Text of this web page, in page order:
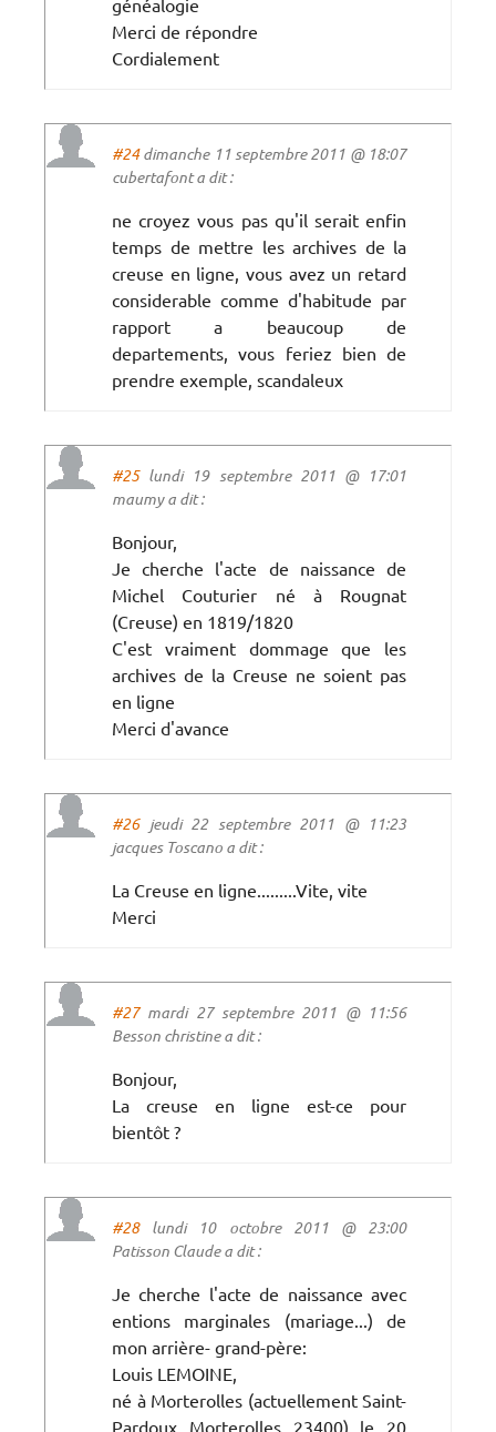
Merci de répondre
Cordialement
#24dimanche 11 septembre 2011 @ 18:07
cubertafont a dit :
ne croyez vous pas qu'il serait enfin
temps de mettre les archives de la
creuse en ligne, vous avez un retard
considerable comme d'habitude par
rapport a beaucoup de
departements, vous feriez bien de
prendre exemple, scandaleux
#25lundi 19 septembre 2011 @ 17:01
maumy a dit :
Bonjour,
Je cherche l'acte de naissance de
Michel Couturier né à Rougnat
(Creuse) en 1819/1820
C'est vraiment dommage que les
archives de la Creuse ne soient pas
en ligne
Merci d'avance
#26jeudi 22 septembre 2011 @ 11:23
jacques Toscano a dit :
La Creuse en ligne.........Vite, vite
Merci
#27mardi 27 septembre 2011 @ 11:56
Besson christine a dit :
Bonjour,
La creuse en ligne est-ce pour
bientôt ?
#28lundi 10 octobre 2011 @ 23:00
Patisson Claude a dit :
Je cherche l'acte de naissance avec
entions marginales (mariage...) de
mon arrière- grand-père:
Louis LEMOINE,
né à Morterolles (actuellement Saint-
Pardoux Morterolles 23400) le 20